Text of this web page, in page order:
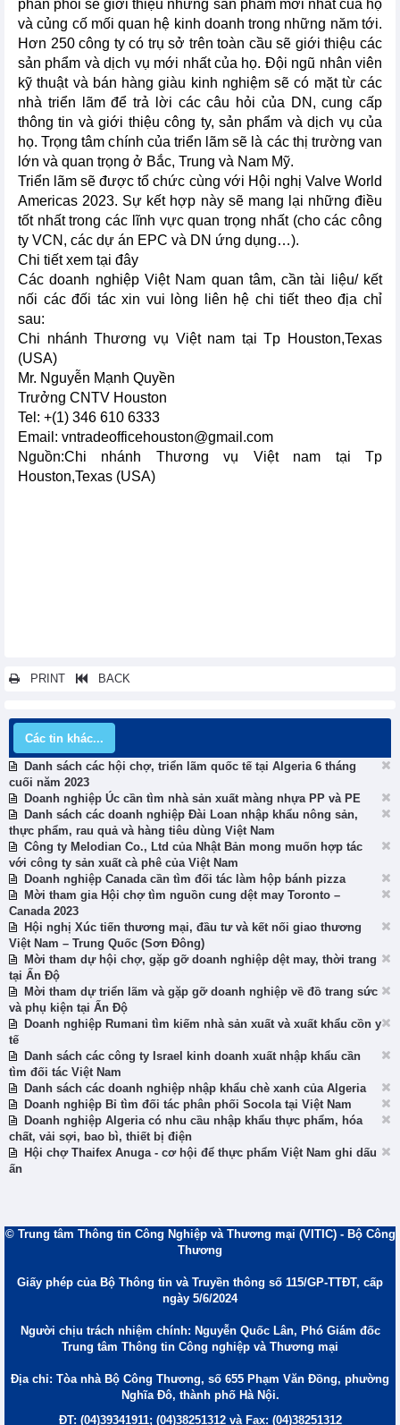
phân phối sẽ giới thiệu những sản phẩm mới nhất của họ
và củng cố mối quan hệ kinh doanh trong những năm tới.
Hơn 250 công ty có trụ sở trên toàn cầu sẽ giới thiệu các
sản phẩm và dịch vụ mới nhất của họ. Đội ngũ nhân viên
kỹ thuật và bán hàng giàu kinh nghiệm sẽ có mặt từ các
nhà triển lãm để trả lời các câu hỏi của DN, cung cấp
thông tin và giới thiệu công ty, sản phẩm và dịch vụ của
họ. Trọng tâm chính của triển lãm sẽ là các thị trường van
lớn và quan trọng ở Bắc, Trung và Nam Mỹ.
Triển lãm sẽ được tổ chức cùng với Hội nghị Valve World
Americas 2023. Sự kết hợp này sẽ mang lại những điều
tốt nhất trong các lĩnh vực quan trọng nhất (cho các công
ty VCN, các dự án EPC và DN ứng dụng…).
Chi tiết xem tại đây
Các doanh nghiệp Việt Nam quan tâm, cần tài liệu/ kết
nối các đối tác xin vui lòng liên hệ chi tiết theo địa chỉ
sau:
Chi nhánh Thương vụ Việt nam tại Tp Houston,Texas
(USA)
Mr. Nguyễn Mạnh Quyền
Trưởng CNTV Houston
Tel: +(1) 346 610 6333
Email: vntradeofficehouston@gmail.com
Nguồn:Chi nhánh Thương vụ Việt nam tại Tp
Houston,Texas (USA)
PRINT BACK
Các tin khác...
Danh sách các hội chợ, triển lãm quốc tế tại Algeria 6 tháng
cuối năm 2023
Doanh nghiệp Úc cần tìm nhà sản xuất màng nhựa PP và PE
Danh sách các doanh nghiệp Đài Loan nhập khẩu nông sản,
thực phẩm, rau quả và hàng tiêu dùng Việt Nam
Công ty Melodian Co., Ltd của Nhật Bản mong muốn hợp tác
với công ty sản xuất cà phê của Việt Nam
Doanh nghiệp Canada cần tìm đối tác làm hộp bánh pizza
Mời tham gia Hội chợ tìm nguồn cung dệt may Toronto –
Canada 2023
Hội nghị Xúc tiến thương mại, đầu tư và kết nối giao thương
Việt Nam – Trung Quốc (Sơn Đông)
Mời tham dự hội chợ, gặp gỡ doanh nghiệp dệt may, thời trang
tại Ấn Độ
Mời tham dự triển lãm và gặp gỡ doanh nghiệp về đồ trang sức
và phụ kiện tại Ấn Độ
Doanh nghiệp Rumani tìm kiếm nhà sản xuất và xuất khẩu cồn y
tế
Danh sách các công ty Israel kinh doanh xuất nhập khẩu cần
tìm đối tác Việt Nam
Danh sách các doanh nghiệp nhập khẩu chè xanh của Algeria
Doanh nghiệp Bỉ tìm đối tác phân phối Socola tại Việt Nam
Doanh nghiệp Algeria có nhu cầu nhập khẩu thực phẩm, hóa
chất, vải sợi, bao bì, thiết bị điện
Hội chợ Thaifex Anuga - cơ hội để thực phẩm Việt Nam ghi dấu
ấn
© Trung tâm Thông tin Công Nghiệp và Thương mại (VITIC) - Bộ Công
Thương
Giấy phép của Bộ Thông tin và Truyền thông số 115/GP-TTĐT, cấp
ngày 5/6/2024
Người chịu trách nhiệm chính: Nguyễn Quốc Lân, Phó Giám đốc
Trung tâm Thông tin Công nghiệp và Thương mại
Địa chỉ: Tòa nhà Bộ Công Thương, số 655 Phạm Văn Đồng, phường
Nghĩa Đô, thành phố Hà Nội.
ĐT: (04)39341911; (04)38251312 và Fax: (04)38251312